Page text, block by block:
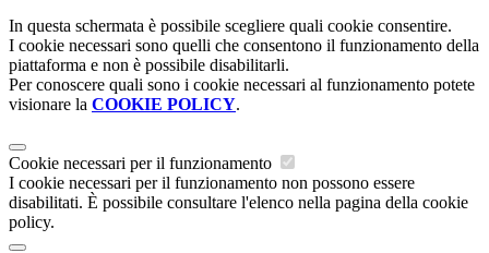
In questa schermata è possibile scegliere quali cookie consentire.
I cookie necessari sono quelli che consentono il funzionamento della
piattaforma e non è possibile disabilitarli.
Per conoscere quali sono i cookie necessari al funzionamento potete
visionare la COOKIE POLICY.
Cookie necessari per il funzionamento
I cookie necessari per il funzionamento non possono essere
disabilitati. È possibile consultare l'elenco nella pagina della cookie
policy.